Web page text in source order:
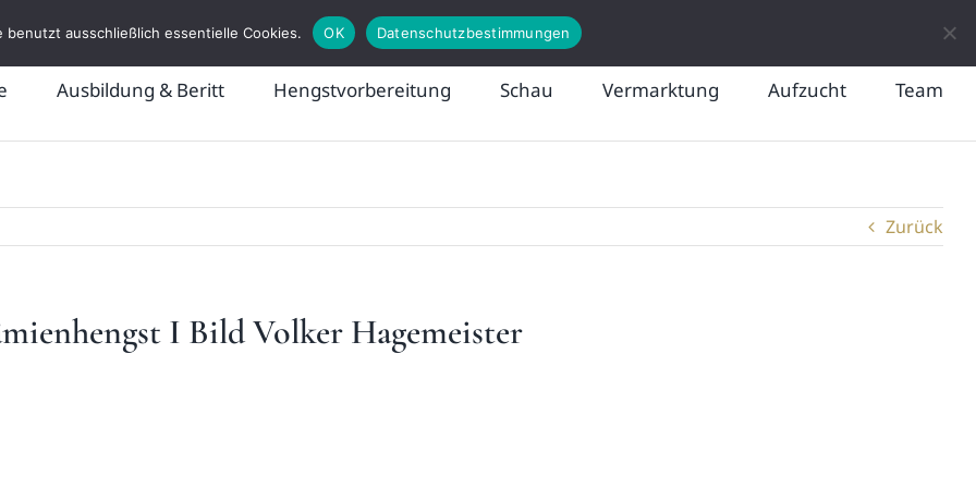
Ausbildung & Beritt Hengstvorbereitung Schau Vermarktung Aufzucht Team
Zurück
I Bild Volker Hagemeister
benutzt ausschließlich essentielle Cookies. OK Datenschutzbestimmungen